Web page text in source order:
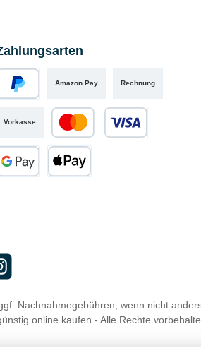
Amazon Pay Rechnung
Vorkasse
Kredit- oder Debitkarte
Nachnahmegebühren, wenn nicht
online kaufen - Alle Rechte